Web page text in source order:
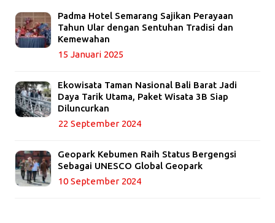
Padma Hotel Semarang Sajikan Perayaan
Tahun Ular dengan Sentuhan Tradisi dan
Kemewahan
15 Januari 2025
Ekowisata Taman Nasional Bali Barat Jadi
Daya Tarik Utama, Paket Wisata 3B Siap
Diluncurkan
22 September 2024
Geopark Kebumen Raih Status Bergengsi
Sebagai UNESCO Global Geopark
10 September 2024